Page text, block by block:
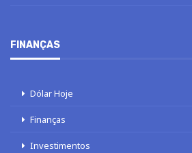
FINANÇAS
Dólar Hoje
Finanças
Investimentos